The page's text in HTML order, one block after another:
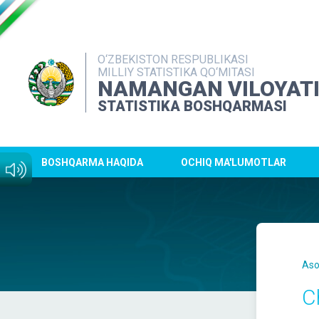
O‘ZBEKISTON RESPUBLIKASI
MILLIY STATISTIKA QO‘MITASI
NAMANGAN VILOYATI
STATISTIKA BOSHQARMASI
BOSHQARMA HAQIDA OCHIQ MA'LUMOTLAR